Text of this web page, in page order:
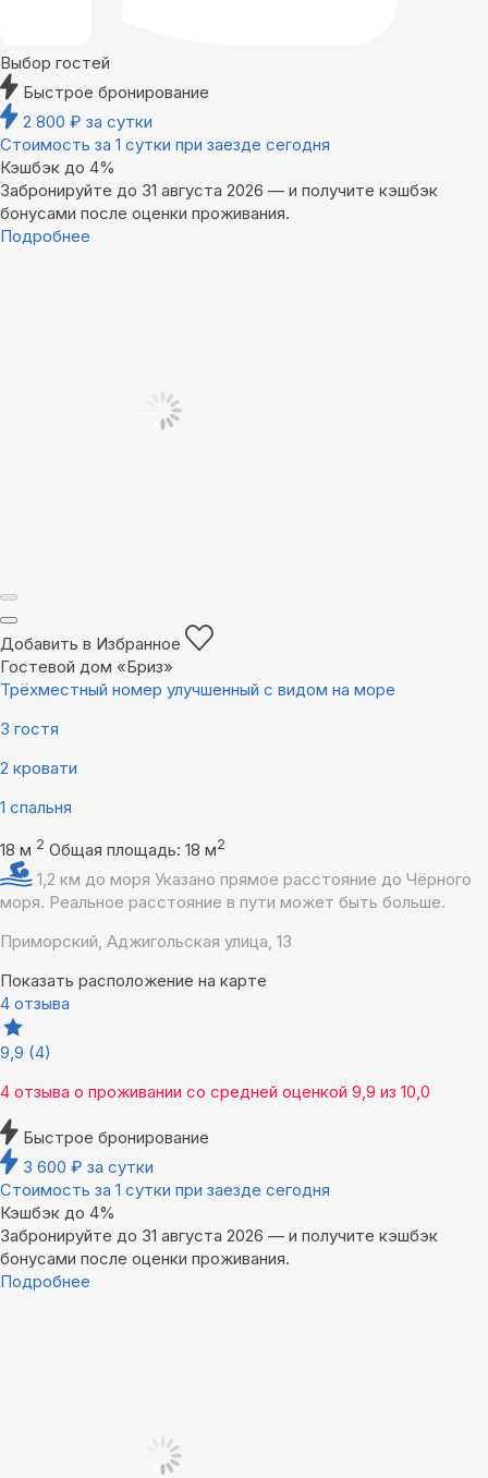
Выбор гостей
Быстрое бронирование
2 800 ₽ за сутки
Стоимость за 1 сутки при заезде сегодня
Кэшбэк до 4%
Забронируйте до 31 августа 2026 — и получите кэшбэк
бонусами после оценки проживания.
Подробнее
Добавить в Избранное
Гостевой дом «Бриз»
Трёхместный номер улучшенный с видом на море
3 гостя
2 кровати
1 спальня
18 м 2 Общая площадь: 18 м2
1,2 км до моря Указано прямое расстояние до Чёрного
моря. Реальное расстояние в пути может быть больше.
Приморский, Аджигольская улица, 13
Показать расположение на карте
4 отзыва
9,9 (4)
4 отзыва о проживании со средней оценкой 9,9 из 10,0
Быстрое бронирование
3 600 ₽ за сутки
Стоимость за 1 сутки при заезде сегодня
Кэшбэк до 4%
Забронируйте до 31 августа 2026 — и получите кэшбэк
бонусами после оценки проживания.
Подробнее